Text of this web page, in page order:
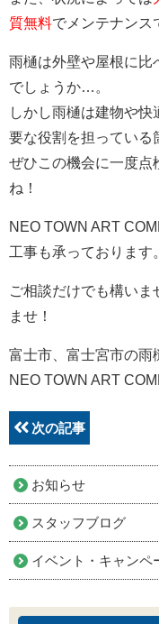
質無料でメンテナンス
雨樋は外壁や屋根に比
でしょうか…。
しかし雨樋は建物や
要な役割を担っている
ぜひこの機会に一度点
ね！
NEO TOWN ART
工事も承っております。
ご相談だけでも構い
ませ！
富士市、富士宮市の雨
NEO TOWN ART
次の記事
お知らせ
スタッフブログ
イベント・キャンペ